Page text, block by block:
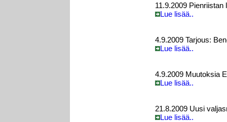
11.9.2009 Pienriistan
Lue lisää..
4.9.2009 Tarjous:
Lue lisää..
4.9.2009 Muutoksia
Lue lisää..
21.8.2009 Uusi
Lue lisää..